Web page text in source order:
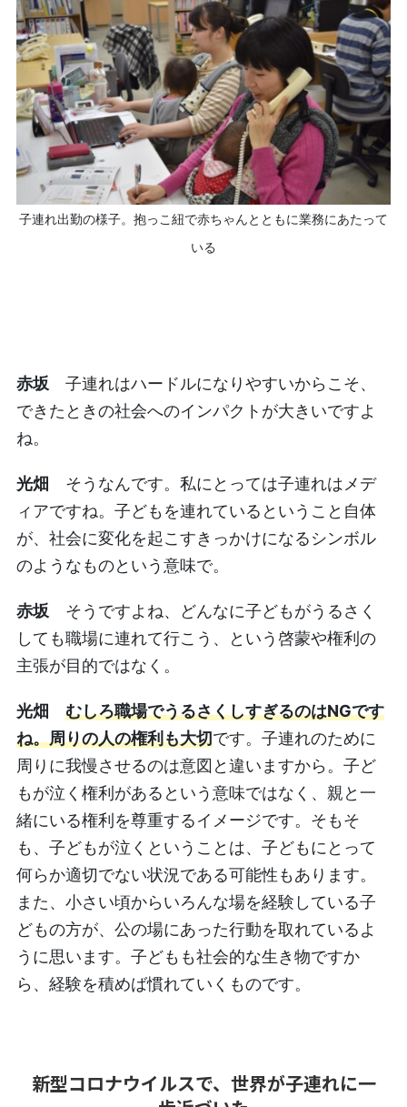
子連れ出勤の様子。抱っこ紐で赤ちゃんとともに業務にあたって
いる
赤坂子連れはハードルになりやすいからこそ、
できたときの社会へのインパクトが大きいですよ
ね。
光畑
そうなんです。私にとっては子連れはメデ
ィアですね。子どもを連れているということ自体
が、社会に変化を起こすきっかけになるシンボル
のようなものという意味で。
赤坂そうですよね、どんなに子どもがうるさく
しても職場に連れて行こう、という啓蒙や権利の
主張が目的ではなく。
光畑
むしろ職場でうるさくしすぎるのはNGです
ね。周りの人の権利も大切です。子連れのために
周りに我慢させるのは意図と違いますから。子ど
もが泣く権利があるという意味ではなく、親と一
緒にいる権利を尊重するイメージです。そもそ
も、子どもが泣くということは、子どもにとって
何らか適切でない状況である可能性もあります。
また、小さい頃からいろんな場を経験している子
どもの方が、公の場にあった行動を取れているよ
うに思います。子どもも社会的な生き物ですか
ら、経験を積めば慣れていくものです。
新型コロナウイルスで、世界が子連れに一